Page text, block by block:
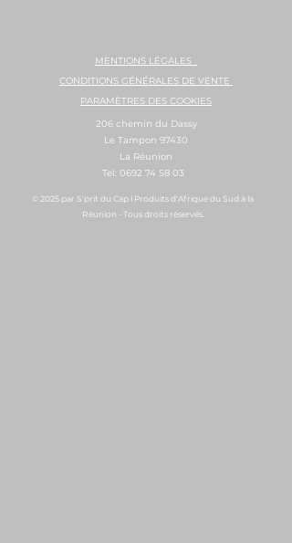
MENTIONS LÉGALES
CONDITIONS GÉNÉRALES DE VENTE
PARAMÈTRES DES COOKIES
206 chemin du Dassy
Le Tampon 97430
La Réunion
Tel: 0692 74 58 03
© 2025 par S'prit du Cap l Produits d'Afrique du Sud à la
Réunion - Tous droits réservés.